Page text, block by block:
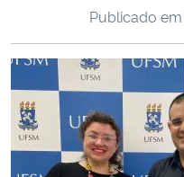
Ministério da Cidadania
Ministério da Saúde
Ministério de Minas e Energia
Ministério da Ciência, Tecnologia,
Publicado em